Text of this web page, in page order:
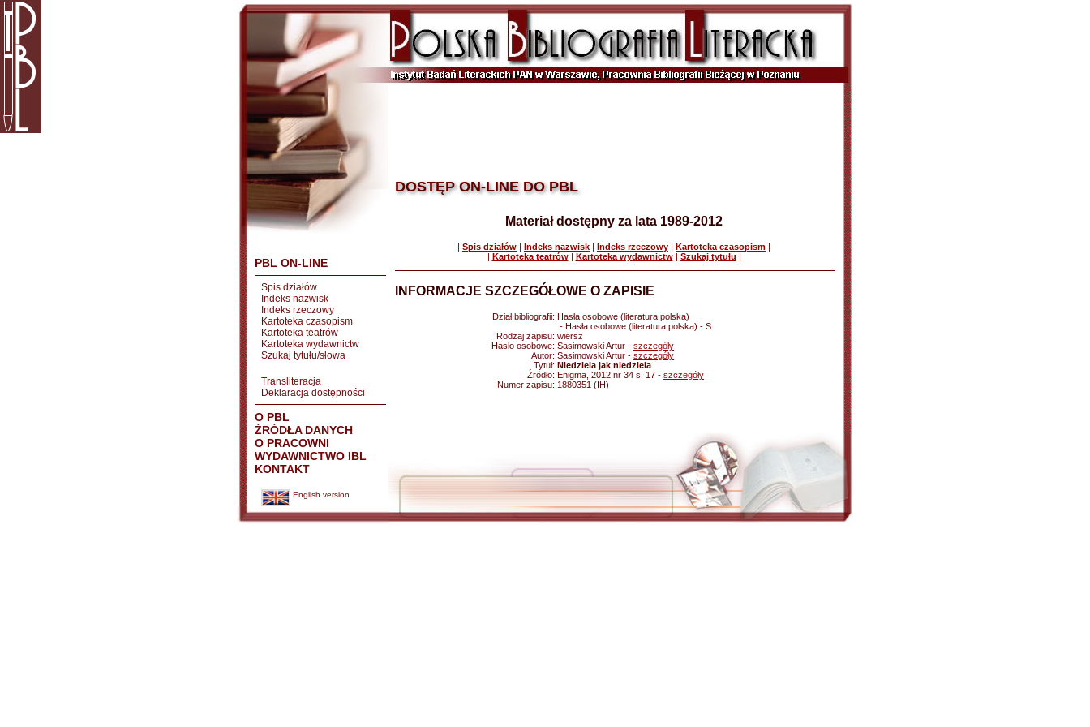
PBL ON-LINE
Spis działów
Indeks nazwisk
Indeks rzeczowy
Kartoteka czasopism
Kartoteka teatrów
Kartoteka wydawnictw
Szukaj tytułu/słowa
Transliteracja
Deklaracja dostępności
O PBL
ŹRÓDŁA DANYCH
O PRACOWNI
WYDAWNICTWO IBL
KONTAKT
English version
DOSTĘP ON-LINE DO PBL
Materiał dostępny za lata 1989-2012
| Spis działów | Indeks nazwisk | Indeks rzeczowy | Kartoteka czasopism |
| Kartoteka teatrów| Kartoteka wydawnictw| Szukaj tytułu |
INFORMACJE SZCZEGÓŁOWE O ZAPISIE
Dział bibliografii: Hasła osobowe (literatura polska)
- Hasła osobowe (literatura polska) - S
Rodzaj zapisu: wiersz
Hasło osobowe: Sasimowski Artur - szczegóły
Autor: Sasimowski Artur - szczegóły
Tytuł: Niedziela jak niedziela
Źródło: Enigma, 2012 nr 34 s. 17 - szczegóły
Numer zapisu: 1880351 (IH)